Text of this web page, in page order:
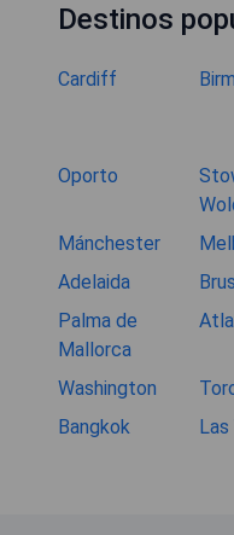
Destinos
Cardiff
Oporto
Mánchester
Adelaida
Palma de
Mallorca
Washington
Bangkok
Las